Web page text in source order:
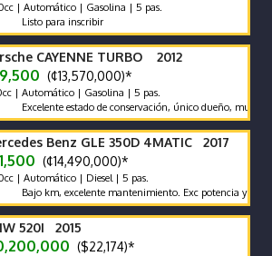
| Automático | Gasolina | 5 pas.
Listo para inscribir
CAYENNE TURBO 2012
(¢13,570,000)*
| Automático | Gasolina | 5 pas.
Excelente estado de conservación, único dueño, muy bajo
Benz GLE 350D 4MATIC 2017
(¢14,490,000)*
| Automático | Diesel | 5 pas.
Bajo km, excelente mantenimiento. Exc potencia y bajo
520I 2015
($22,174)*